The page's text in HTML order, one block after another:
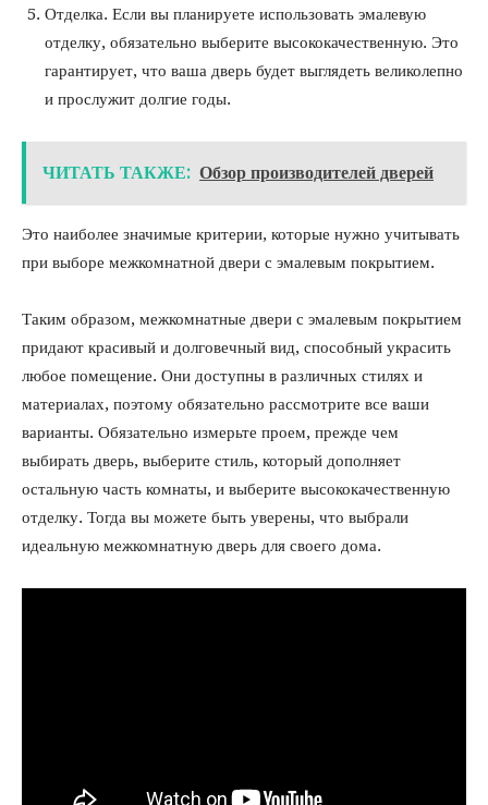
Отделка. Если вы планируете использовать эмалевую
отделку, обязательно выберите высококачественную. Это
гарантирует, что ваша дверь будет выглядеть великолепно
и прослужит долгие годы.
ЧИТАТЬ ТАКЖЕ: Обзор производителей дверей
Это наиболее значимые критерии, которые нужно учитывать
при выборе межкомнатной двери с эмалевым покрытием.
Таким образом, межкомнатные двери с эмалевым покрытием
придают красивый и долговечный вид, способный украсить
любое помещение. Они доступны в различных стилях и
материалах, поэтому обязательно рассмотрите все ваши
варианты. Обязательно измерьте проем, прежде чем
выбирать дверь, выберите стиль, который дополняет
остальную часть комнаты, и выберите высококачественную
отделку. Тогда вы можете быть уверены, что выбрали
идеальную межкомнатную дверь для своего дома.